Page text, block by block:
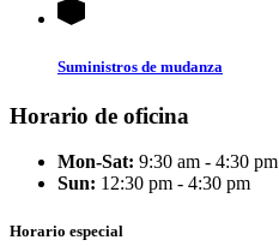
Suministros de mudanza
Horario de oficina
Mon-Sat: 9:30 am - 4:30 pm
Sun: 12:30 pm - 4:30 pm
Horario especial